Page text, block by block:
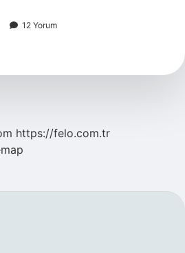
12 Yorum
https://felo.com.tr